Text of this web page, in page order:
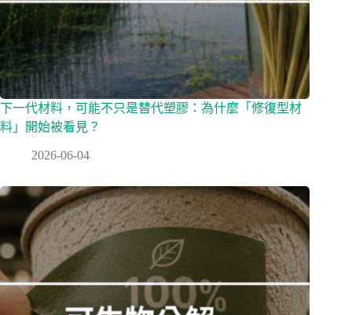
下一代材料，可能不只是替代塑膠：為什麼「修復型材
料」開始被看見？
2026-06-04